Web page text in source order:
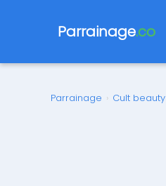
Parrainage.co
Parrainage › Cult beauty